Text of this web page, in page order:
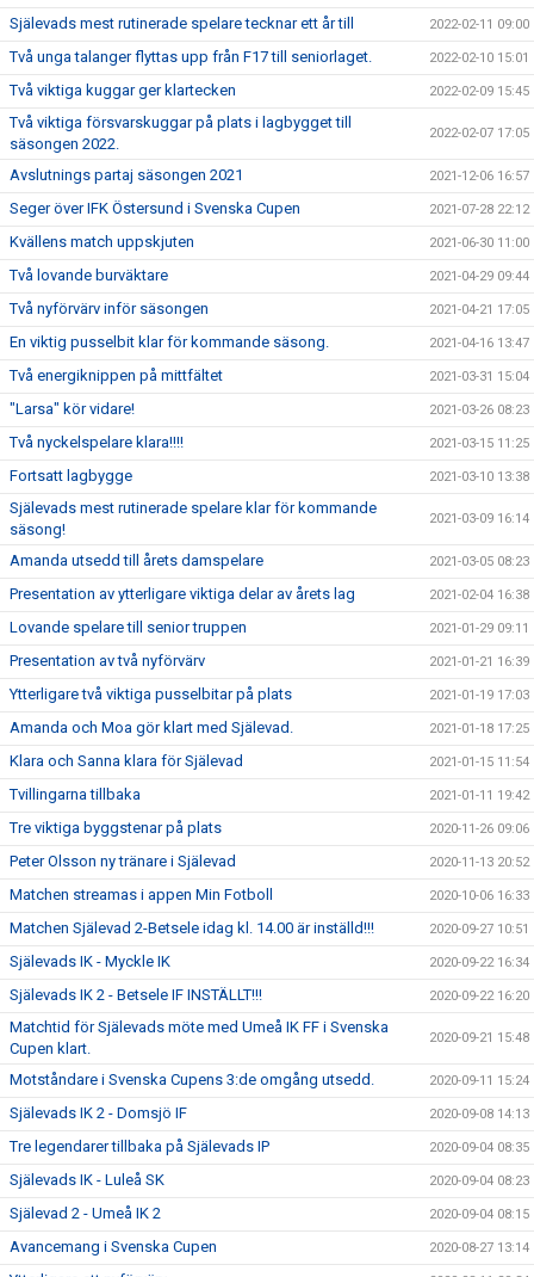
Själevads mest rutinerade spelare tecknar ett år till 2022-02-11 09:00
Två unga talanger flyttas upp från F17 till seniorlaget. 2022-02-10 15:01
Två viktiga kuggar ger klartecken 2022-02-09 15:45
Två viktiga försvarskuggar på plats i lagbygget till
säsongen 2022.
2022-02-07 17:05
Avslutnings partaj säsongen 2021 2021-12-06 16:57
Seger över IFK Östersund i Svenska Cupen 2021-07-28 22:12
Kvällens match uppskjuten 2021-06-30 11:00
Två lovande burväktare 2021-04-29 09:44
Två nyförvärv inför säsongen 2021-04-21 17:05
En viktig pusselbit klar för kommande säsong. 2021-04-16 13:47
Två energiknippen på mittfältet 2021-03-31 15:04
"Larsa" kör vidare! 2021-03-26 08:23
Två nyckelspelare klara!!!! 2021-03-15 11:25
Fortsatt lagbygge 2021-03-10 13:38
Själevads mest rutinerade spelare klar för kommande
säsong!
2021-03-09 16:14
Amanda utsedd till årets damspelare 2021-03-05 08:23
Presentation av ytterligare viktiga delar av årets lag 2021-02-04 16:38
Lovande spelare till senior truppen 2021-01-29 09:11
Presentation av två nyförvärv 2021-01-21 16:39
Ytterligare två viktiga pusselbitar på plats 2021-01-19 17:03
Amanda och Moa gör klart med Själevad. 2021-01-18 17:25
Klara och Sanna klara för Själevad 2021-01-15 11:54
Tvillingarna tillbaka 2021-01-11 19:42
Tre viktiga byggstenar på plats 2020-11-26 09:06
Peter Olsson ny tränare i Själevad 2020-11-13 20:52
Matchen streamas i appen Min Fotboll 2020-10-06 16:33
Matchen Själevad 2-Betsele idag kl. 14.00 är inställd!!! 2020-09-27 10:51
Själevads IK - Myckle IK 2020-09-22 16:34
Själevads IK 2 - Betsele IF INSTÄLLT!!! 2020-09-22 16:20
Matchtid för Själevads möte med Umeå IK FF i Svenska
Cupen klart.
2020-09-21 15:48
Motståndare i Svenska Cupens 3:de omgång utsedd. 2020-09-11 15:24
Själevads IK 2 - Domsjö IF 2020-09-08 14:13
Tre legendarer tillbaka på Själevads IP 2020-09-04 08:35
Själevads IK - Luleå SK 2020-09-04 08:23
Själevad 2 - Umeå IK 2 2020-09-04 08:15
Avancemang i Svenska Cupen 2020-08-27 13:14